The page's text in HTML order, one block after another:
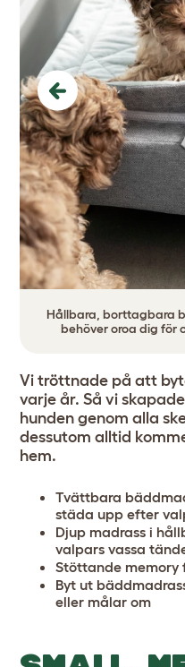
Hållbara, borttagbara
behöver oroa dig för
Previous
Vi tröttnade på att
varje år. Så vi
hunden genom alla
dessutom alltid
hem.
Tvättbara
städa upp efter
Djup madrass i
valpars vassa
Stöttande memory
Byt ut
eller målar om